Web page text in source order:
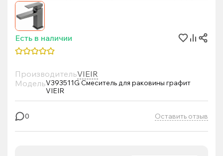
Есть в наличии
ПроизводительVIEIR
МодельV393511G Смеситель для раковины графит
VIEIR
0 Оставить отзыв